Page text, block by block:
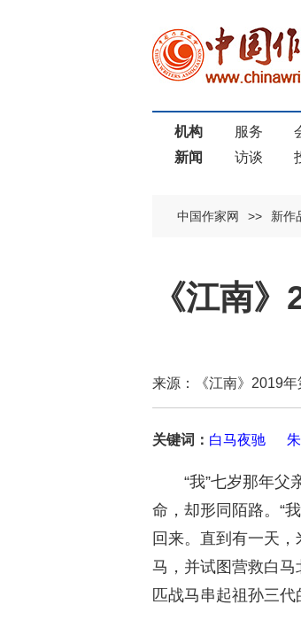
机构 服务
新闻
访谈
中国作家网 >> 新作
《江南
来源：《江南》
关键词： 白马夜驰
“我”七岁那年父
命，却形同陌路。“
回来。直到有一天
马，并试图营救白
匹战马串起祖孙三代